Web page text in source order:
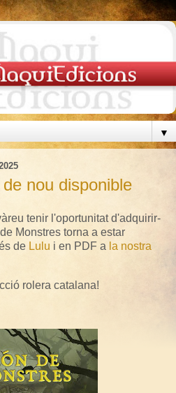
▼
nou disponible
tenir l'oportunitat d'adquirir-
Monstres torna a estar
de Lulu i en PDF a la nostra
rolera catalana!